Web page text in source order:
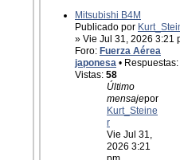
Mitsubishi B4M
Publicado por
» Vie Jul 31, 2026 3:21
Foro: Fuerza Aérea
japonesa • Respuestas:
Vistas: 58
Último
mensajepor
Kurt_Steine
r
Vie Jul 31,
2026 3:21